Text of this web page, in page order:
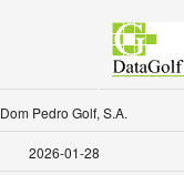
Dom Pedro Golf, S.A.
2026-01-28